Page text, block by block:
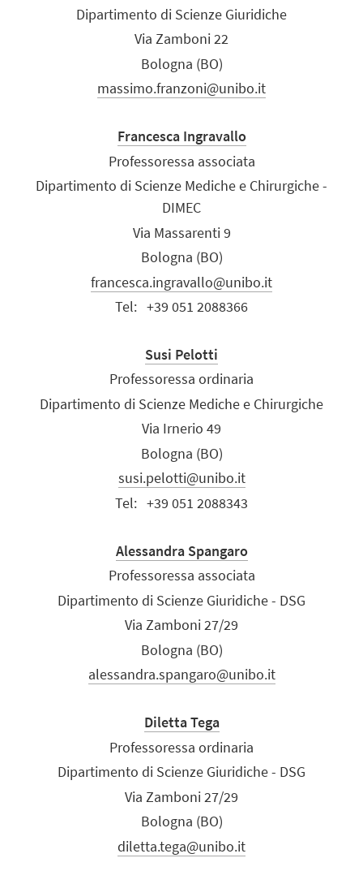
Dipartimento di Scienze Giuridiche
Via Zamboni 22
Bologna (BO)
massimo.franzoni@unibo.it
Francesca Ingravallo
Professoressa associata
Dipartimento di Scienze Mediche e Chirurgiche -
DIMEC
Via Massarenti 9
Bologna (BO)
francesca.ingravallo@unibo.it
Tel: +39 051 2088366
Susi Pelotti
Professoressa ordinaria
Dipartimento di Scienze Mediche e Chirurgiche
Via Irnerio 49
Bologna (BO)
susi.pelotti@unibo.it
Tel: +39 051 2088343
Alessandra Spangaro
Professoressa associata
Dipartimento di Scienze Giuridiche - DSG
Via Zamboni 27/29
Bologna (BO)
alessandra.spangaro@unibo.it
Diletta Tega
Professoressa ordinaria
Dipartimento di Scienze Giuridiche - DSG
Via Zamboni 27/29
Bologna (BO)
diletta.tega@unibo.it